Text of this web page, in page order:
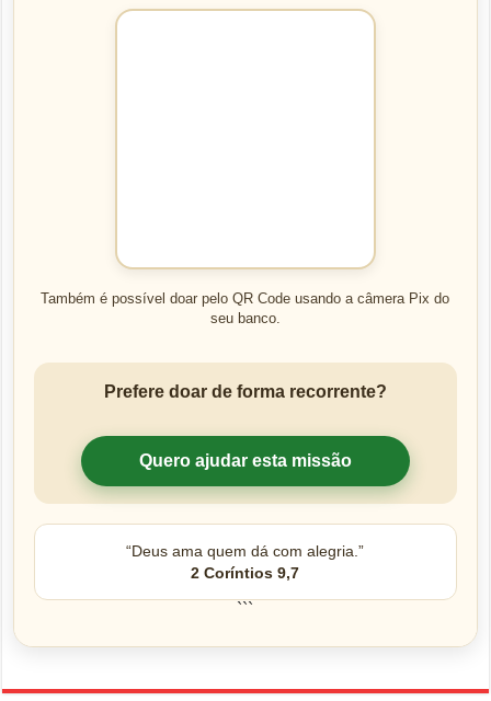
Também é possível doar pelo QR Code usando a câmera Pix do
seu banco.
Prefere doar de forma recorrente?
Quero ajudar esta missão
“Deus ama quem dá com alegria.”
2 Coríntios 9,7
```